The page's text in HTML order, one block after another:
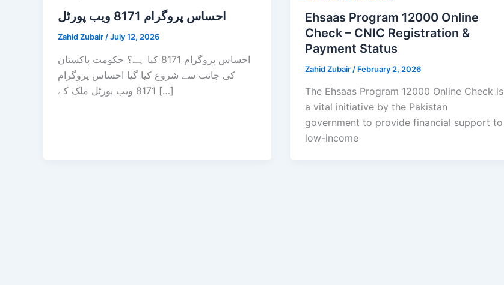
احساس پروگرام 8171 ویب پورٹل
Zahid Zubair /July 12, 2026
احساس پروگرام 8171 کیا ہے؟ حکومت پاکستان
کی جانب سے شروع کیا گیا احساس پروگرام
8171 ویب پورٹل ملک کے […]
Ehsaas Program 12000 Online
Check – CNIC Registration &
Payment Status
Zahid Zubair / February 2, 2026
The Ehsaas Program 12000 Online Check is
a vital initiative by the Pakistan
government to provide financial support to
low-income